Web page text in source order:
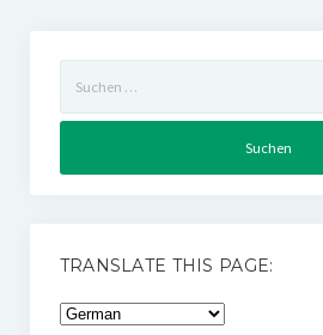
nach:
TRANSLATE THIS PAGE: